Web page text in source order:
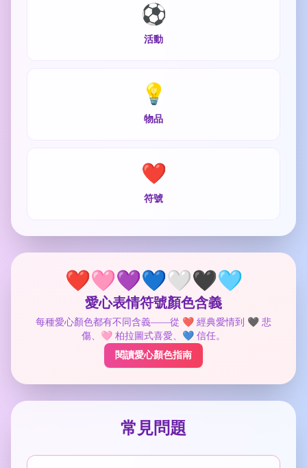
⚽
活動
💡
物品
❤️
符號
❤️🩷💜💙🤍🖤🩵
愛心表情符號顏色含義
每種愛心顏色都有不同含義——從 ❤️ 經典愛情到 🖤 悲
傷、🩷 柏拉圖式喜愛、💙 信任。
閱讀愛心顏色指南
常見問題